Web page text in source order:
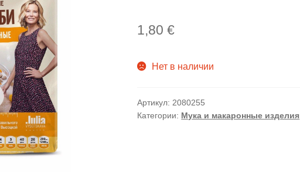
1,80€
Нет в наличии
Артикул: 2080255
Категории: Мука и макаронные изделия